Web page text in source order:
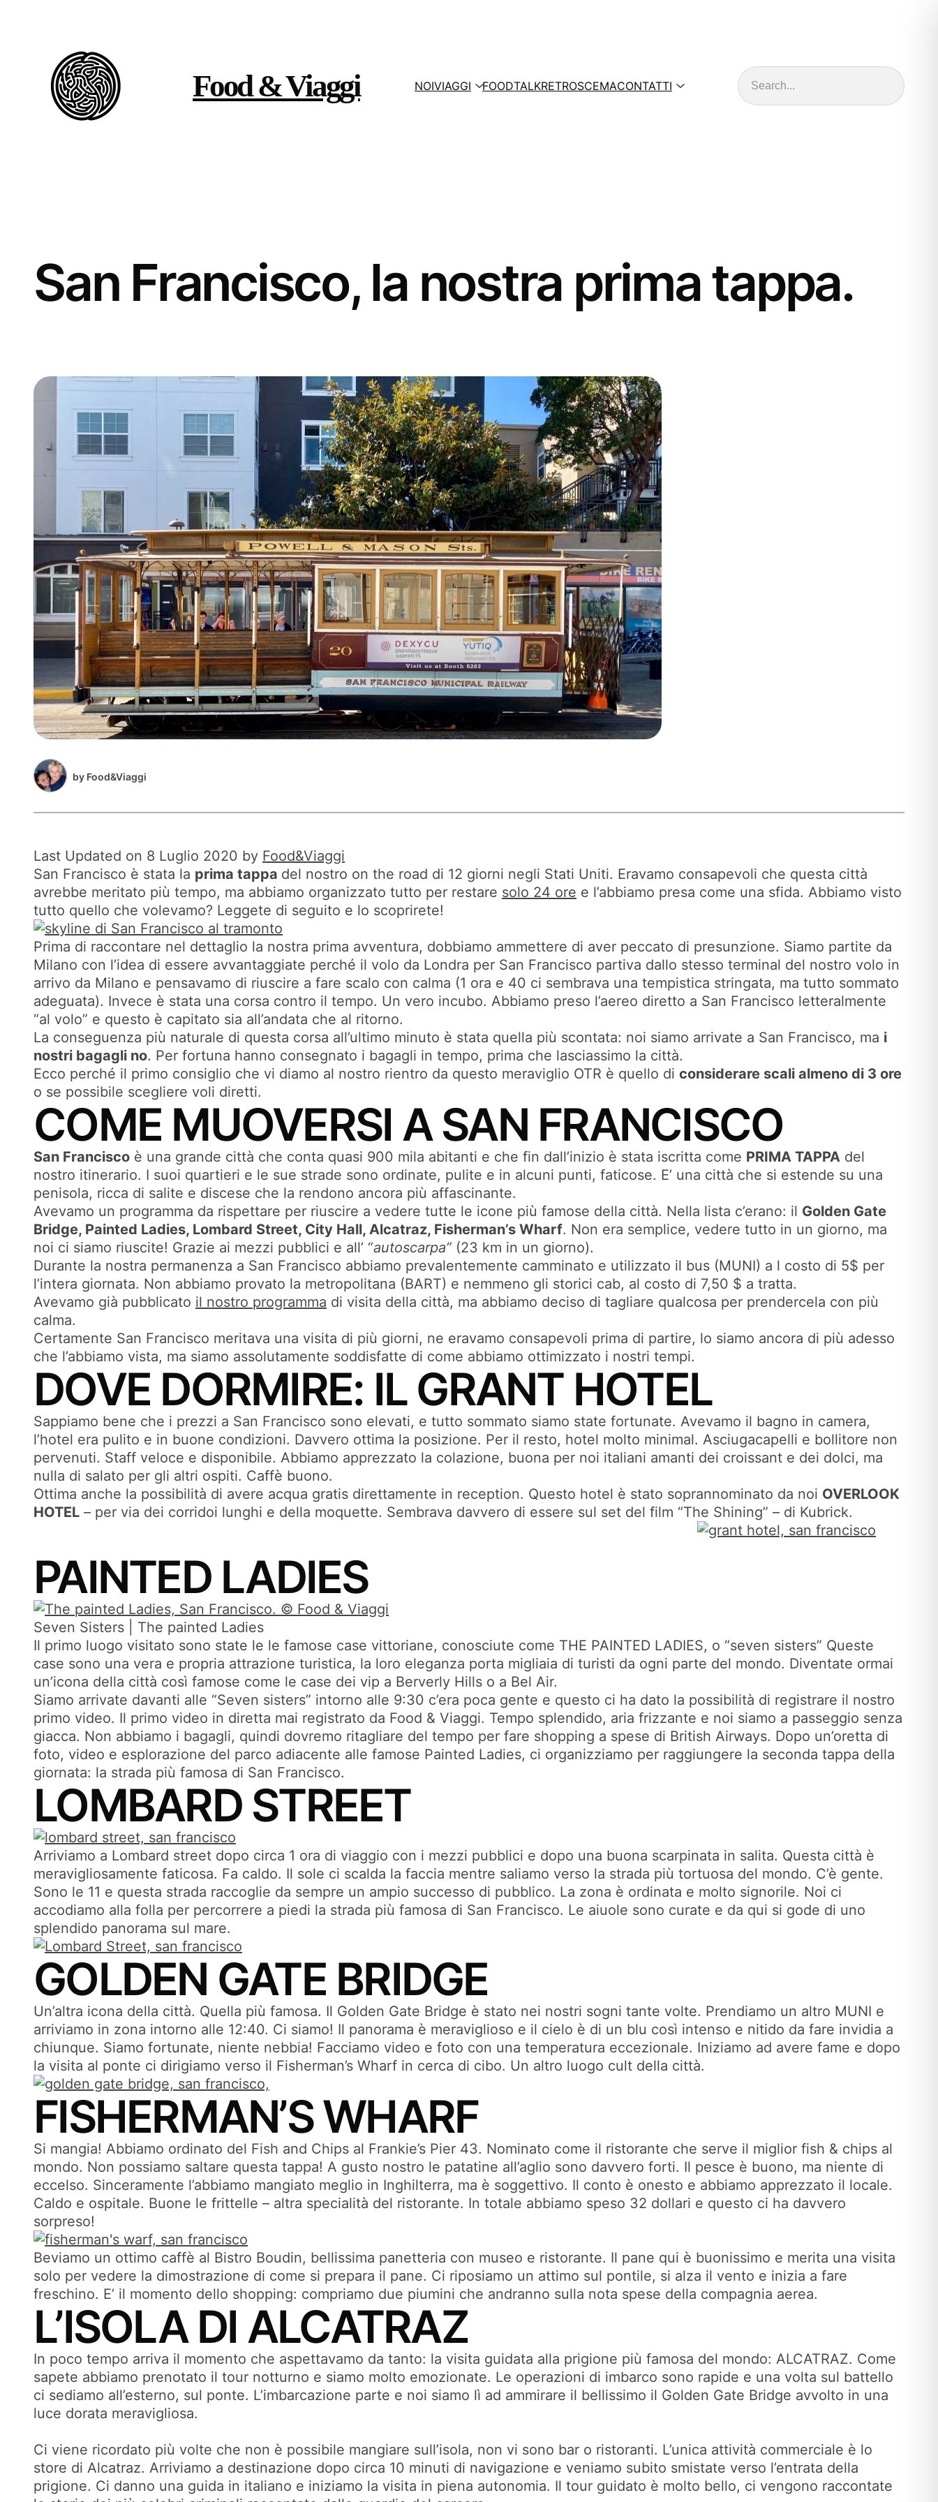
Food & Viaggi NOIVIAGGI FOODTALKRETROSCEMACONTATTI
Cerca
San Francisco, la nostra prima tappa.
by Food&Viaggi
Last Updated on 8 Luglio 2020 by Food&Viaggi
San Francisco è stata la prima tappa del nostro on the road di 12 giorni negli Stati Uniti. Eravamo consapevoli che questa città
avrebbe meritato più tempo, ma abbiamo organizzato tutto per restare solo 24 ore e l’abbiamo presa come una sfida. Abbiamo visto
tutto quello che volevamo? Leggete di seguito e lo scoprirete!
Prima di raccontare nel dettaglio la nostra prima avventura, dobbiamo ammettere di aver peccato di presunzione. Siamo partite da
Milano con l’idea di essere avvantaggiate perché il volo da Londra per San Francisco partiva dallo stesso terminal del nostro volo in
arrivo da Milano e pensavamo di riuscire a fare scalo con calma (1 ora e 40 ci sembrava una tempistica stringata, ma tutto sommato
adeguata). Invece è stata una corsa contro il tempo. Un vero incubo. Abbiamo preso l’aereo diretto a San Francisco letteralmente
“al volo” e questo è capitato sia all’andata che al ritorno.
La conseguenza più naturale di questa corsa all’ultimo minuto è stata quella più scontata: noi siamo arrivate a San Francisco, ma i
nostri bagagli no. Per fortuna hanno consegnato i bagagli in tempo, prima che lasciassimo la città.
Ecco perché il primo consiglio che vi diamo al nostro rientro da questo meraviglio OTR è quello di considerare scali almeno di 3 ore
o se possibile scegliere voli diretti.
COME MUOVERSI A SAN FRANCISCO
San Francisco è una grande città che conta quasi 900 mila abitanti e che fin dall’inizio è stata iscritta come PRIMA TAPPA del
nostro itinerario. I suoi quartieri e le sue strade sono ordinate, pulite e in alcuni punti, faticose. E’ una città che si estende su una
penisola, ricca di salite e discese che la rendono ancora più affascinante.
Avevamo un programma da rispettare per riuscire a vedere tutte le icone più famose della città. Nella lista c’erano: il Golden Gate
Bridge, Painted Ladies, Lombard Street, City Hall, Alcatraz, Fisherman’s Wharf. Non era semplice, vedere tutto in un giorno, ma
noi ci siamo riuscite! Grazie ai mezzi pubblici e all’ “autoscarpa” (23 km in un giorno).
Durante la nostra permanenza a San Francisco abbiamo prevalentemente camminato e utilizzato il bus (MUNI) a l costo di 5$ per
l’intera giornata. Non abbiamo provato la metropolitana (BART) e nemmeno gli storici cab, al costo di 7,50 $ a tratta.
Avevamo già pubblicato il nostro programma di visita della città, ma abbiamo deciso di tagliare qualcosa per prendercela con più
calma.
Certamente San Francisco meritava una visita di più giorni, ne eravamo consapevoli prima di partire, lo siamo ancora di più adesso
che l’abbiamo vista, ma siamo assolutamente soddisfatte di come abbiamo ottimizzato i nostri tempi.
DOVE DORMIRE: IL GRANT HOTEL
Sappiamo bene che i prezzi a San Francisco sono elevati, e tutto sommato siamo state fortunate. Avevamo il bagno in camera,
l’hotel era pulito e in buone condizioni. Davvero ottima la posizione. Per il resto, hotel molto minimal. Asciugacapelli e bollitore non
pervenuti. Staff veloce e disponibile. Abbiamo apprezzato la colazione, buona per noi italiani amanti dei croissant e dei dolci, ma
nulla di salato per gli altri ospiti. Caffè buono.
Ottima anche la possibilità di avere acqua gratis direttamente in reception. Questo hotel è stato soprannominato da noi OVERLOOK
HOTEL – per via dei corridoi lunghi e della moquette. Sembrava davvero di essere sul set del film “The Shining” – di Kubrick.
PAINTED LADIES
Seven Sisters | The painted Ladies
Il primo luogo visitato sono state le le famose case vittoriane, conosciute come THE PAINTED LADIES, o “seven sisters” Queste
case sono una vera e propria attrazione turistica, la loro eleganza porta migliaia di turisti da ogni parte del mondo. Diventate ormai
un’icona della città così famose come le case dei vip a Berverly Hills o a Bel Air.
Siamo arrivate davanti alle “Seven sisters” intorno alle 9:30 c’era poca gente e questo ci ha dato la possibilità di registrare il nostro
primo video. Il primo video in diretta mai registrato da Food & Viaggi. Tempo splendido, aria frizzante e noi siamo a passeggio senza
giacca. Non abbiamo i bagagli, quindi dovremo ritagliare del tempo per fare shopping a spese di British Airways. Dopo un’oretta di
foto, video e esplorazione del parco adiacente alle famose Painted Ladies, ci organizziamo per raggiungere la seconda tappa della
giornata: la strada più famosa di San Francisco.
LOMBARD STREET
Arriviamo a Lombard street dopo circa 1 ora di viaggio con i mezzi pubblici e dopo una buona scarpinata in salita. Questa città è
meravigliosamente faticosa. Fa caldo. Il sole ci scalda la faccia mentre saliamo verso la strada più tortuosa del mondo. C’è gente.
Sono le 11 e questa strada raccoglie da sempre un ampio successo di pubblico. La zona è ordinata e molto signorile. Noi ci
accodiamo alla folla per percorrere a piedi la strada più famosa di San Francisco. Le aiuole sono curate e da qui si gode di uno
splendido panorama sul mare.
GOLDEN GATE BRIDGE
Un’altra icona della città. Quella più famosa. Il Golden Gate Bridge è stato nei nostri sogni tante volte. Prendiamo un altro MUNI e
arriviamo in zona intorno alle 12:40. Ci siamo! Il panorama è meraviglioso e il cielo è di un blu così intenso e nitido da fare invidia a
chiunque. Siamo fortunate, niente nebbia! Facciamo video e foto con una temperatura eccezionale. Iniziamo ad avere fame e dopo
la visita al ponte ci dirigiamo verso il Fisherman’s Wharf in cerca di cibo. Un altro luogo cult della città.
FISHERMAN’S WHARF
Si mangia! Abbiamo ordinato del Fish and Chips al Frankie’s Pier 43. Nominato come il ristorante che serve il miglior fish & chips al
mondo. Non possiamo saltare questa tappa! A gusto nostro le patatine all’aglio sono davvero forti. Il pesce è buono, ma niente di
eccelso. Sinceramente l’abbiamo mangiato meglio in Inghilterra, ma è soggettivo. Il conto è onesto e abbiamo apprezzato il locale.
Caldo e ospitale. Buone le frittelle – altra specialità del ristorante. In totale abbiamo speso 32 dollari e questo ci ha davvero
sorpreso!
Beviamo un ottimo caffè al Bistro Boudin, bellissima panetteria con museo e ristorante. Il pane qui è buonissimo e merita una visita
solo per vedere la dimostrazione di come si prepara il pane. Ci riposiamo un attimo sul pontile, si alza il vento e inizia a fare
freschino. E’ il momento dello shopping: compriamo due piumini che andranno sulla nota spese della compagnia aerea.
L’ISOLA DI ALCATRAZ
In poco tempo arriva il momento che aspettavamo da tanto: la visita guidata alla prigione più famosa del mondo: ALCATRAZ. Come
sapete abbiamo prenotato il tour notturno e siamo molto emozionate. Le operazioni di imbarco sono rapide e una volta sul battello
ci sediamo all’esterno, sul ponte. L’imbarcazione parte e noi siamo lì ad ammirare il bellissimo il Golden Gate Bridge avvolto in una
luce dorata meravigliosa.
Ci viene ricordato più volte che non è possibile mangiare sull’isola, non vi sono bar o ristoranti. L’unica attività commerciale è lo
store di Alcatraz. Arriviamo a destinazione dopo circa 10 minuti di navigazione e veniamo subito smistate verso l’entrata della
prigione. Ci danno una guida in italiano e iniziamo la visita in piena autonomia. Il tour guidato è molto bello, ci vengono raccontate